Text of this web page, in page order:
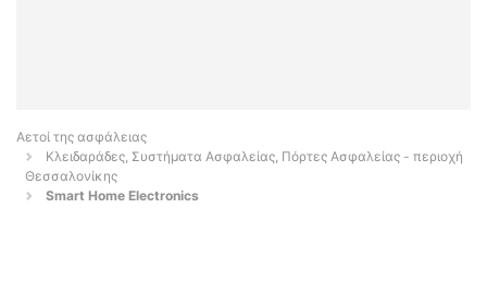
Αετοί της ασφάλειας
Κλειδαράδες, Συστήματα Ασφαλείας, Πόρτες Ασφαλείας - περιοχή
Θεσσαλονίκης
Smart Home Electronics